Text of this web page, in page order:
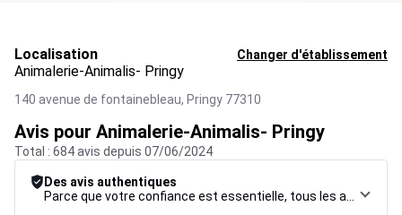
Localisation Changer d'établissement
Animalerie-Animalis- Pringy
140 avenue de fontainebleau, Pringy 77310
Avis pour Animalerie-Animalis- Pringy
Total : 684 avis depuis 07/06/2024
Des avis authentiques